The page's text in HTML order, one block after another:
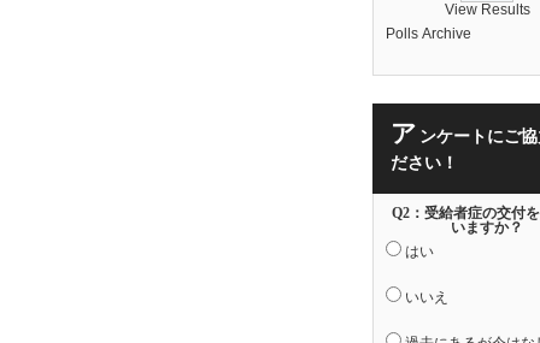
View Results
Polls Archive
ア ンケートにご
ださい！
Q2：受給者症の交付
いますか？
はい
いいえ